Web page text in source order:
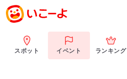
スポット イベント ランキング